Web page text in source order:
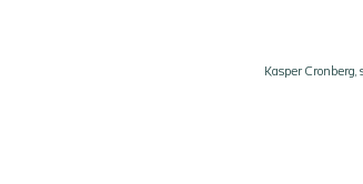
Kasper